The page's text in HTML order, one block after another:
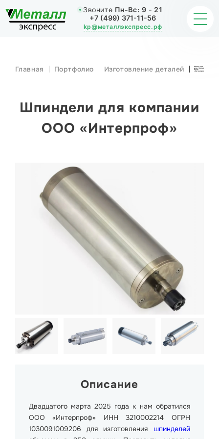
Звоните Пн-Вс: 9 - 21
+7 (499) 371-11-56
kp@металлэкспресс.рф
ОБРАБОТКА МЕТАЛЛА
ИЗДЕЛИЯ
НАШИ РАБОТЫ
О КОМПАНИИ
КОНТАКТЫ
Главная Портфолио Изготовление деталей Шпиндели
для компании
ООО
«Интерпроф»
Шпиндели для компании
ООО «Интерпроф»
Описание
Двадцатого марта 2025 года к нам обратился
ООО «Интерпроф» ИНН 3210002214 ОГРН
1030091009206 для изготовления шпинделей